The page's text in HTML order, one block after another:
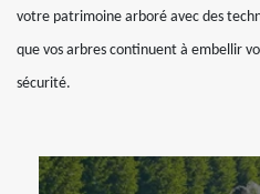
votre patrimoine arboré avec des
que vos arbres continuent à embellir
sécurité.